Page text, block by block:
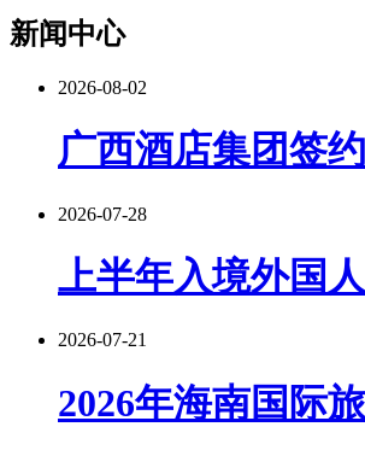
新闻中心
2026-08-02
广西酒店集团签
2026-07-28
上半年入境外国
2026-07-21
2026年海南国际